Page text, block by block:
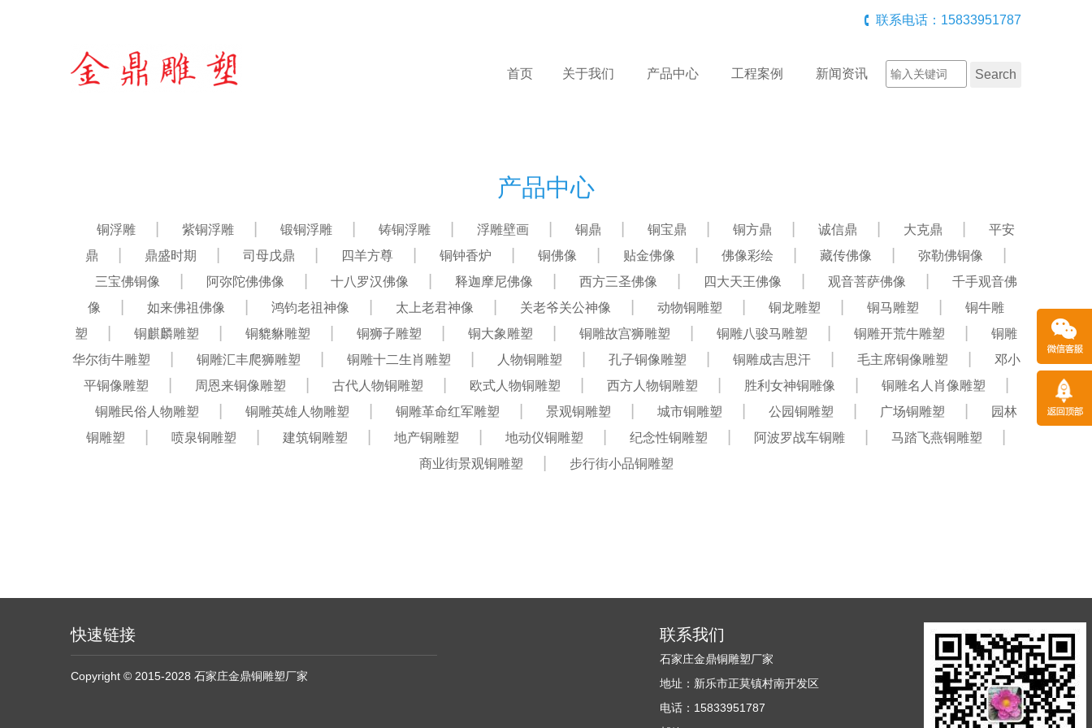
联系电话：15833951787
首页 关于我们 产品中心 工程案例 新闻资讯
产品中心
铜浮雕 紫铜浮雕 锻铜浮雕 铸铜浮雕 浮雕壁画 铜鼎 铜宝鼎 铜方鼎 诚信鼎 大克鼎
平安
鼎
鼎盛时期 司母戊鼎 四羊方尊 铜钟香炉 铜佛像 贴金佛像 佛像彩绘 藏传佛像
弥勒佛铜像
三宝佛铜像
阿弥陀佛佛像 十八罗汉佛像 释迦摩尼佛像 西方三圣佛像 四大天王佛像 观音菩萨佛像
千手观音佛
像
如来佛祖佛像 鸿钧老祖神像 太上老君神像 关老爷关公神像 动物铜雕塑 铜龙雕塑 铜马雕塑
铜牛雕
塑
铜麒麟雕塑 铜貔貅雕塑 铜狮子雕塑 铜大象雕塑 铜雕故宫狮雕塑 铜雕八骏马雕塑 铜雕开荒牛雕塑
铜雕
华尔街牛雕塑
铜雕汇丰爬狮雕塑 铜雕十二生肖雕塑 人物铜雕塑 孔子铜像雕塑 铜雕成吉思汗 毛主席铜像雕塑
邓小
平铜像雕塑
周恩来铜像雕塑 古代人物铜雕塑 欧式人物铜雕塑 西方人物铜雕塑 胜利女神铜雕像
铜雕名人肖像雕塑
铜雕民俗人物雕塑
铜雕英雄人物雕塑 铜雕革命红军雕塑 景观铜雕塑 城市铜雕塑 公园铜雕塑 广场铜雕塑
园林
铜雕塑
喷泉铜雕塑 建筑铜雕塑 地产铜雕塑 地动仪铜雕塑 纪念性铜雕塑 阿波罗战车铜雕
马踏飞燕铜雕塑
商业街景观铜雕塑
步行街小品铜雕塑
快速链接
Copyright © 2015-2028 石家庄金鼎铜雕塑厂家
联系我们
石家庄金鼎铜雕塑厂家
地址：新乐市正莫镇村南开发区
电话：15833951787